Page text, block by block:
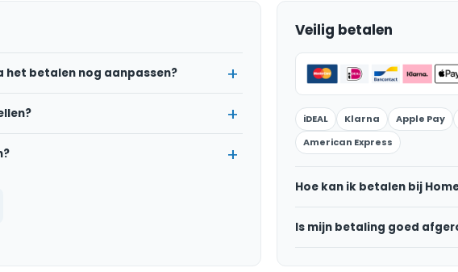
het betalen nog aanpassen?
Veilig betalen
iDEAL Klarna Apple Pay
American Express
Hoe kan ik betalen bij
Is mijn betaling goed